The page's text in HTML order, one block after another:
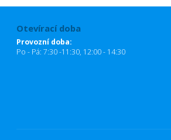
Otevírací doba
Provozní doba:
Po - Pá: 7:30 -11:30, 12:00 - 14:30